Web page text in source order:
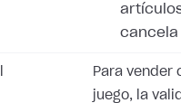
cancela
Para vender
juego, la